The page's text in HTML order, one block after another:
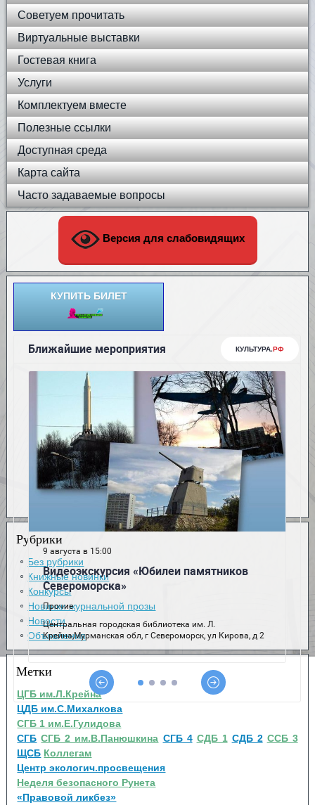
Советуем прочитать
Виртуальные выставки
Гостевая книга
Услуги
Комплектуем вместе
Полезные ссылки
Доступная среда
Карта сайта
Часто задаваемые вопросы
Версия для слабовидящих
КУПИТЬ БИЛЕТ
Рубрики
Без рубрики
Книжные новинки
Конкурсы
Новинки журнальной прозы
Новости
Объявления
Метки
ЦГБ им.Л.Крейна
ЦДБ им.С.Михалкова
СГБ 1 им.Е.Гулидова
СГБ СГБ 2 им.В.Панюшкина СГБ 4 СДБ 1 СДБ 2 ССБ 3
ЩСБ Коллегам
Центр экологич.просвещения
Неделя безопасного Рунета
«Правовой ликбез»